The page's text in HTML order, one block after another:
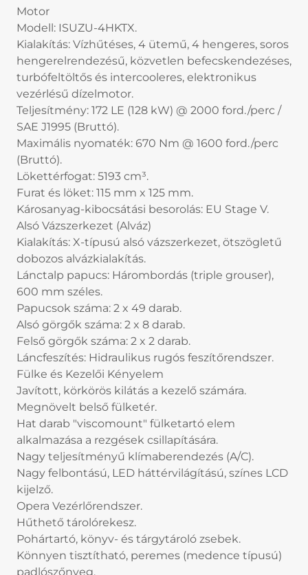
Motor
Modell: ISUZU-4HKTX.
Kialakítás: Vízhűtéses, 4 ütemű, 4 hengeres, soros
hengerelrendezésű, közvetlen befecskendezéses,
turbófeltöltős és intercooleres, elektronikus
vezérlésű dízelmotor.
Teljesítmény: 172 LE (128 kW) @ 2000 ford./perc /
SAE J1995 (Bruttó).
Maximális nyomaték: 670 Nm @ 1600 ford./perc
(Bruttó).
Lökettérfogat: 5193 cm³.
Furat és löket: 115 mm x 125 mm.
Károsanyag-kibocsátási besorolás: EU Stage V.
Alsó Vázszerkezet (Alváz)
Kialakítás: X-típusú alsó vázszerkezet, ötszögletű
dobozos alvázkialakítás.
Lánctalp papucs: Hárombordás (triple grouser),
600 mm széles.
Papucsok száma: 2 x 49 darab.
Alsó görgők száma: 2 x 8 darab.
Felső görgők száma: 2 x 2 darab.
Láncfeszítés: Hidraulikus rugós feszítőrendszer.
Fülke és Kezelői Kényelem
Javított, körkörös kilátás a kezelő számára.
Megnövelt belső fülketér.
Hat darab "viscomount" fülketartó elem
alkalmazása a rezgések csillapítására.
Nagy teljesítményű klímaberendezés (A/C).
Nagy felbontású, LED háttérvilágítású, színes LCD
kijelző.
Opera Vezérlőrendszer.
Hűthető tárolórekesz.
Pohártartó, könyv- és tárgytároló zsebek.
Könnyen tisztítható, peremes (medence típusú)
padlószőnyeg.